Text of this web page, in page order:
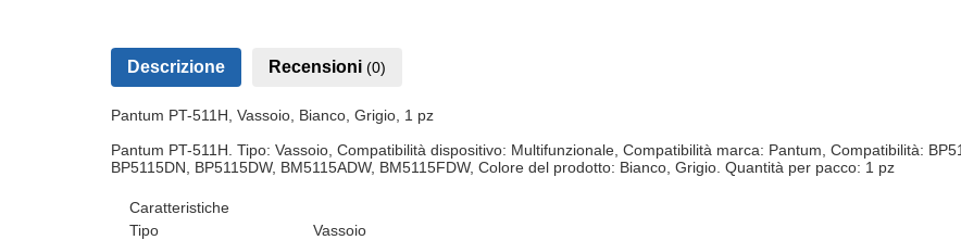
Descrizione Recensioni (0)
Pantum PT-511H, Vassoio, Bianco, Grigio, 1 pz
Pantum PT-511H. Tipo: Vassoio, Compatibilità dispositivo: Multifunzionale, Compatibilità marca: Pantum, Compatibilità:
BP5115DN, BP5115DW, BM5115ADW, BM5115FDW, Colore del prodotto: Bianco, Grigio. Quantità per pacco: 1 pz
Caratteristiche
Tipo
Vassoio